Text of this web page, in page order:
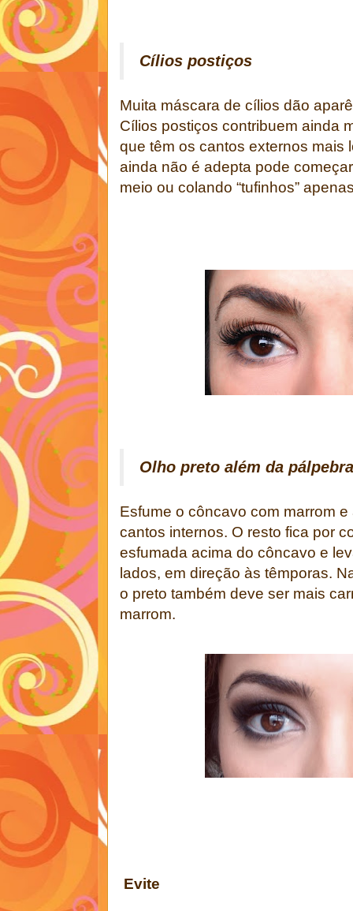
Cílios postiços
Muita máscara de cílios dão
Cílios postiços contribuem ainda
que têm os cantos externos mais
ainda não é adepta pode
meio ou colando “tufinhos”
Olho preto além da
Esfume o côncavo com marrom
cantos internos. O resto fica por
esfumada acima do côncavo e
lados, em direção às têmporas.
o preto também deve ser mais
marrom.
Evite